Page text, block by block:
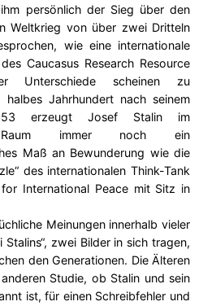
persönlich der Sieg über den
Weltkrieg von über zwei Dritteln
wie eine internationale
Caucasus Research Resource
Unterschiede scheinen zu
Jahrhundert nach seinem
erzeugt Josef Stalin im
Raum immer noch ein
Maß an Bewunderung wie die
des internationalen Think-Tank
International Peace mit Sitz in
Meinungen innerhalb vieler
zwei Bilder in sich tragen,
den Generationen. Die Älteren
Studie, ob Stalin und sein
ist, für einen Schreibfehler und